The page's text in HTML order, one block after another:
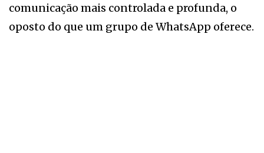
comunicação mais controlada e profunda, o
oposto do que um grupo de WhatsApp oferece.